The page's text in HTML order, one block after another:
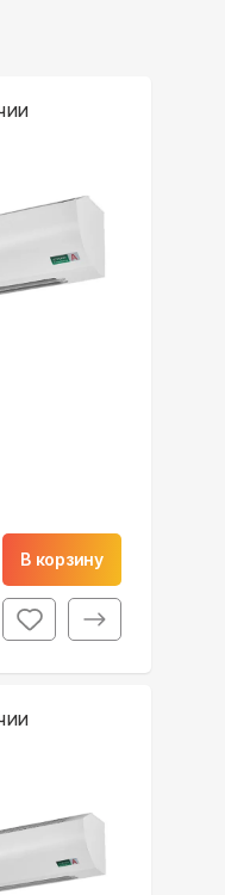
В корзину